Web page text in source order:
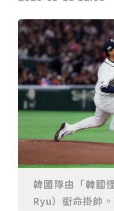
高
台中》中山醫大響應
高齡照護學分專班
三星伴月聯手金星近
文秀
台中》端午節前勞累
血」醫籲三徵兆速就
台中》跨越萬里深耕
套急診檢傷系統
世足》姆巴佩梅開二
加爾奪世界盃開門紅
搶攻端午連假人潮
客
台中》萬豐國小奪少
500萬經費缺口
蕭美琴視察帛琉
醫療合作
婦人眼角冒水皰確
解失明與腦炎危機
參山處「梨山原民歌
觀光推深度部落旅遊
台中》中央挹注逾8
權路道路與人行步道
智慧科技解救護士的
盛大開放 智慧預約
嘉義》搶攻端午親
演」 邀學童化身小
阿里山精品咖啡香
韓國隊由「韓國
Ryu）銜命掛帥